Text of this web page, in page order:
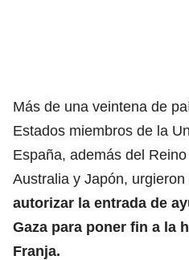
Más de una veintena de
Estados miembros de la
España, además del
Australia y Japón, urgieron
autorizar la entrada de
Gaza para poner fin a la
Franja.